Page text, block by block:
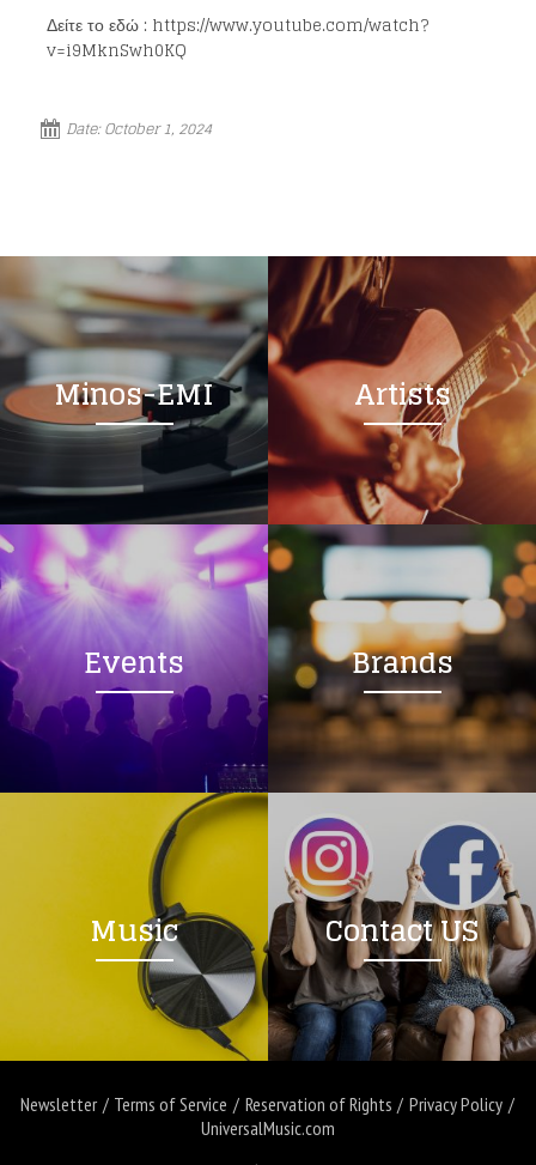
Δείτε το εδώ : https://www.youtube.com/watch?
v=i9MknSwh0KQ
Date:October 1, 2024
Minos-EMI Artists
Events Brands
Music Contact US
Newsletter Terms of Service Reservation of Rights
Privacy Policy
UniversalMusic.com